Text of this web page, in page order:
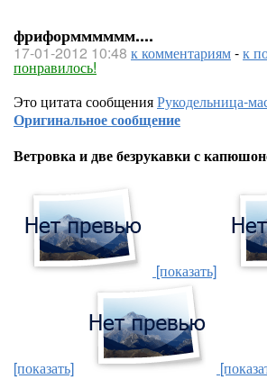
фриформммммм....
17-01-2012 10:48 к комментариям-к
понравилось!
Это цитата сообщенияРукодельница-
Оригинальное сообщение
Ветровка и две безрукавки с
[показать]
[показать]